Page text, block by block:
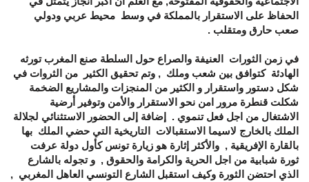
الحفاظ على الاستقرار بالمملكة في وسط محيط عربي ودولي
صعب حارق ومتقلب .
في زمن الثورات العنيفة والصراع حول السلطة صنع المغرب تورثه
الهادئة كتوافق بين شعب وملك , وتم تحقيق الكثير من الثروات في
شكل دستور واستقرار و الكثير من المنجزات والمشاريع الضخمة
شكلت قنطرة مرور امن نحو الاستقرار والأمن وتوفير أرضية
الاشتغال من اجل فعل تنموي . إضافة إلى الحضور الاستثنائي لجلالة
الملك بالخارج لاسيما الاستقبالات التاريخية التي حضي الملك بها
بالقارة الإفريقية , والأكثر إثارة هو زيارة تونس كأول دولة عرفت
ثورة شبابية من اجل الحرية والكرامة والحقوق , و تجوله بالشارع
الذي احتضن الثورة وكيف استقبل الشارع التونسي العاهل المغربي ,